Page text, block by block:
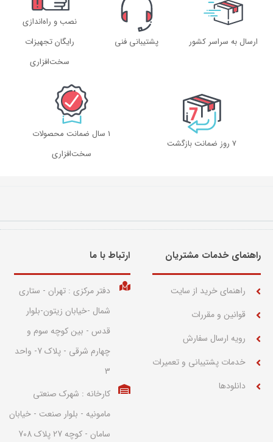
ارسال به سراسر کشور پشتیبانی فنی
نصب و راه‌اندازی
رایگان تجهیزات
سخت‌افزاری
۷ روز ضمانت بازگشت
1 سال ضمانت محصولات
سخت‌افزاری
راهنمای خدمات مشتریان
راهنمای خرید از سایت
قوانین و مقررات
رویه ارسال سفارش
خدمات پشتیبانی و تعمیرات
دانلودها
ارتباط با ما​
دفتر مرکزی : تهران - ستاری
شمال -خیابان زیتون-بلوار
قدس - بین کوچه سوم و
چهارم شرقی - پلاک 7- واحد
3
کارخانه : شهرک صنعتی
مامونیه - بلوار صنعت - خیابان
سامان - کوچه 27 پلاک 708